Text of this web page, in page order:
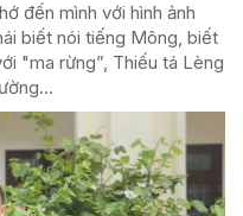
đến mình với hình ảnh
biết nói tiếng Mông, biết
"ma rừng”, Thiếu tá Lèng